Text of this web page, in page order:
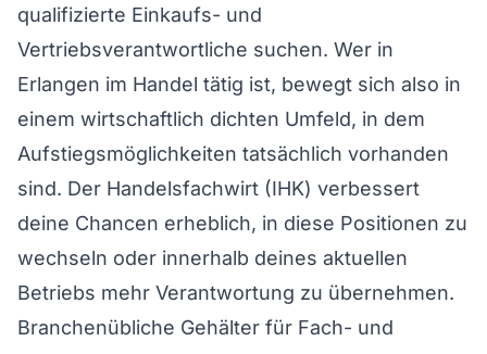
qualifizierte Einkaufs- und
Vertriebsverantwortliche suchen. Wer in
Erlangen im Handel tätig ist, bewegt sich also in
einem wirtschaftlich dichten Umfeld, in dem
Aufstiegsmöglichkeiten tatsächlich vorhanden
sind. Der Handelsfachwirt (IHK) verbessert
deine Chancen erheblich, in diese Positionen zu
wechseln oder innerhalb deines aktuellen
Betriebs mehr Verantwortung zu übernehmen.
Branchenübliche Gehälter für Fach- und